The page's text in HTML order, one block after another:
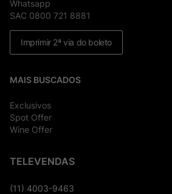
Whatsapp
SAC 0800 721 8881
Imprimir 2ª via do boleto
MAIS BUSCADOS
Exclusivos
Spot Offer
Wine Offer
TELEVENDAS
(11) 4003-9463